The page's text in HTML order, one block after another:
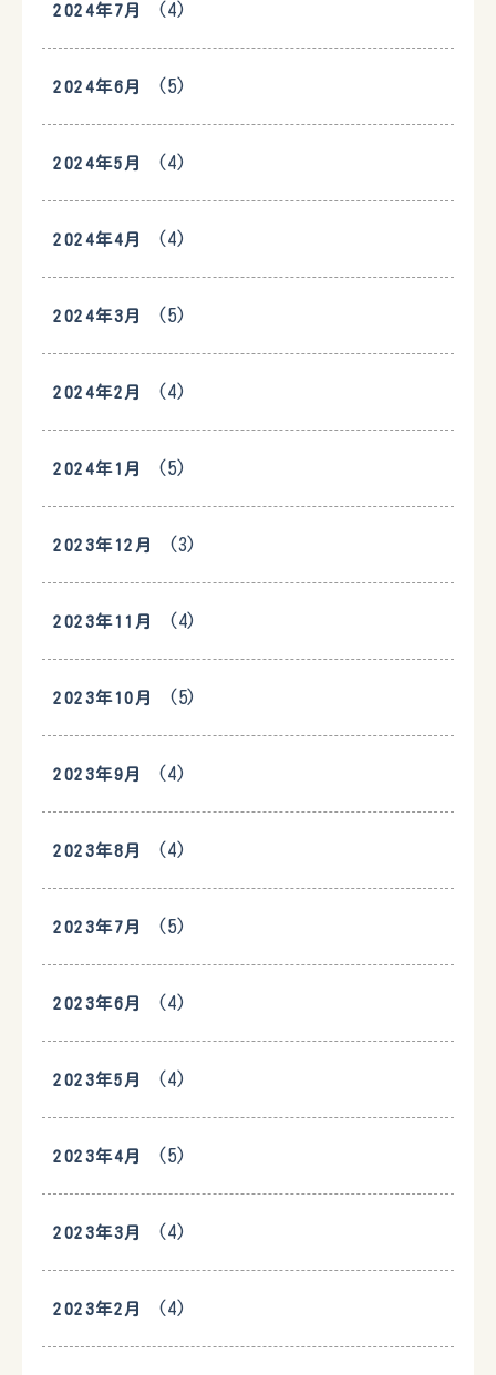
2024年7月 (4)
2024年6月 (5)
2024年5月 (4)
2024年4月 (4)
2024年3月 (5)
2024年2月 (4)
2024年1月 (5)
2023年12月 (3)
2023年11月 (4)
2023年10月 (5)
2023年9月 (4)
2023年8月 (4)
2023年7月 (5)
2023年6月 (4)
2023年5月 (4)
2023年4月 (5)
2023年3月 (4)
2023年2月 (4)